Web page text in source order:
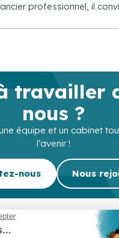
professionnel, il
travailler
nous ?
équipe et un cabinet
l’avenir !
nous Nous